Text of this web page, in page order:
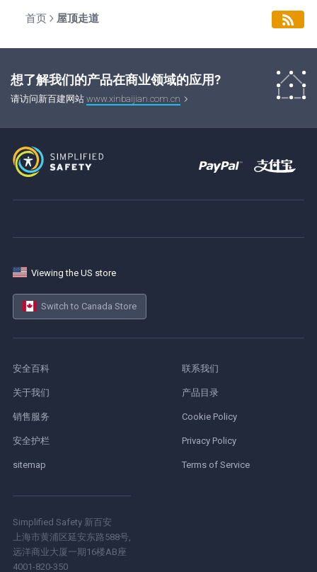
首页 屋顶走道
想了解我们的产品在商业领域的应用?
请访问新百建网站 www.xinbaijian.com.cn
Viewing the US store
Switch to Canada Store
安全百科
关于我们
销售服务
安全护栏
sitemap
联系我们
产品目录
Cookie Policy
Privacy Policy
Terms of Service
Simplified Safety 新百安
上海市黄浦区延安东路588号,
远洋商业大厦一期16楼AB座
4001-820-350